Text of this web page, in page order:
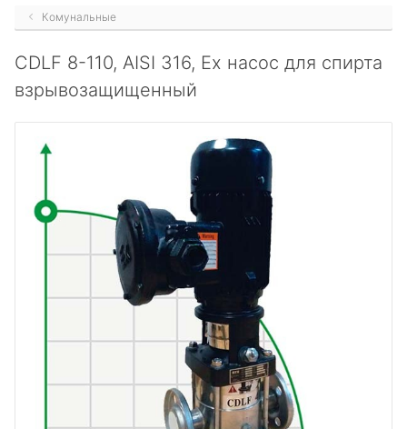
Комунальные
CDLF 8-110, AISI 316, Ex насос для спирта
взрывозащищенный